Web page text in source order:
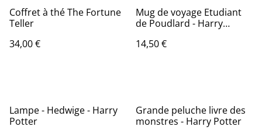
Coffret à thé The Fortune
Teller
34,00 €
Mug de voyage Etudiant
de Poudlard - Harry
14,50 €
Lampe - Hedwige - Harry
Potter
Grande peluche livre des
monstres - Harry Potter